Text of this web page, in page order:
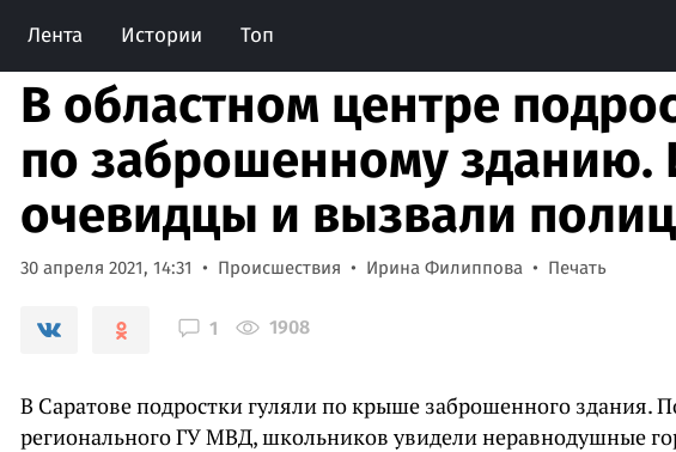
Лента Истории Топ
В областном центре
по заброшенному зданию.
очевидцы и вызвали
30 апреля 2021, 14:31 Происшествия Ирина Филиппова Печать
1 1908
В Саратове подростки гуляли по крыше заброшенного здания.
регионального ГУ МВД, школьников увидели неравнодушные